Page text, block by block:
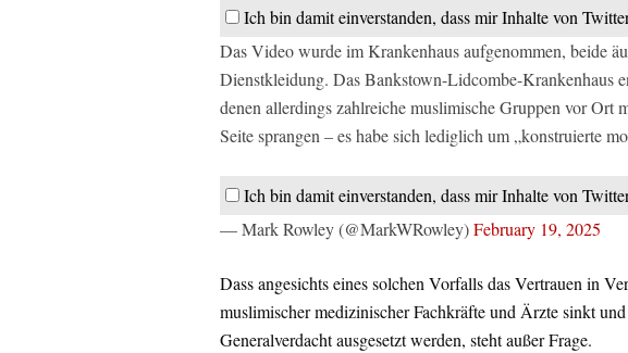
Ich bin damit einverstanden, dass mir Inhalte von
Das Video wurde im Krankenhaus aufgenommen, beide
Dienstkleidung. Das Bankstown-Lidcombe-Krankenhaus
denen allerdings zahlreiche muslimische Gruppen vor Ort
Seite sprangen – es habe sich lediglich um „konstruierte
Ich bin damit einverstanden, dass mir Inhalte von
— Mark Rowley (@MarkWRowley)February 19, 2025
Dass angesichts eines solchen Vorfalls das Vertrauen in
muslimischer medizinischer Fachkräfte und Ärzte sinkt
Generalverdacht ausgesetzt werden, steht außer Frage.